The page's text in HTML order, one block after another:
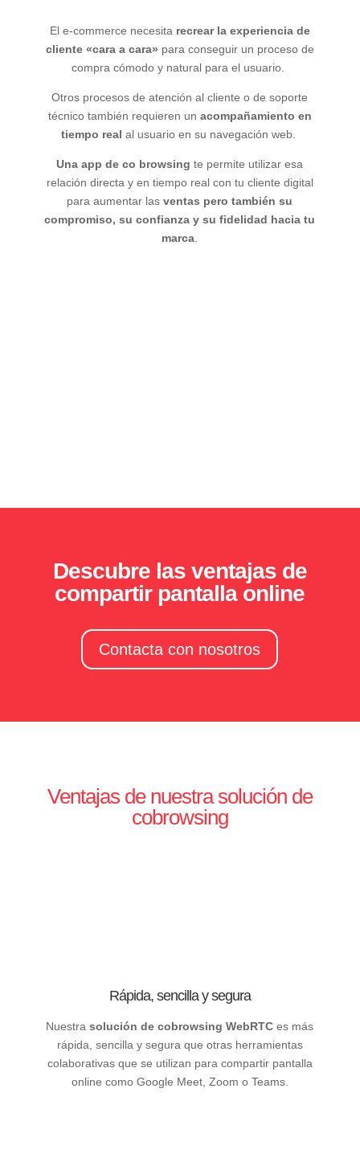
El e-commerce necesita recrear la experiencia de
cliente «cara a cara» para conseguir un proceso de
compra cómodo y natural para el usuario.
Otros procesos de atención al cliente o de soporte
técnico también requieren un acompañamiento en
tiempo real al usuario en su navegación web.
Una app de co browsingte permite utilizar esa
relación directa y en tiempo real con tu cliente digital
para aumentar lasventas pero también su
compromiso, su confianza y su fidelidad hacia tu
marca
Descubre las ventajas de
compartir pantalla online
Contacta con nosotros
Ventajas de nuestra solución de
cobrowsing
Rápida, sencilla y segura
Nuestrasolución de cobrowsing WebRTC es más
rápida, sencilla y segura que otras herramientas
colaborativas que se utilizan para compartir pantalla
online como Google Meet, Zoom o Teams.